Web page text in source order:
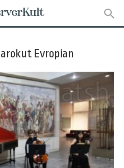
Evropian